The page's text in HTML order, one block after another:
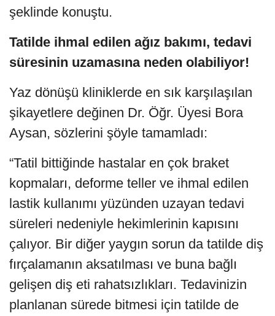
şeklinde konuştu.
Tatilde ihmal edilen ağız bakımı, tedavi
süresinin uzamasına neden olabiliyor!
Yaz dönüşü kliniklerde en sık karşılaşılan
şikayetlere değinen Dr. Öğr. Üyesi Bora
Aysan, sözlerini şöyle tamamladı:
“Tatil bittiğinde hastalar en çok braket
kopmaları, deforme teller ve ihmal edilen
lastik kullanımı yüzünden uzayan tedavi
süreleri nedeniyle hekimlerinin kapısını
çalıyor. Bir diğer yaygın sorun da tatilde diş
fırçalamanın aksatılması ve buna bağlı
gelişen diş eti rahatsızlıkları. Tedavinizin
planlanan sürede bitmesi için tatilde de